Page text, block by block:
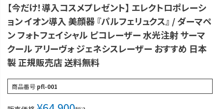
【今だけ！導入コスメプレゼント】 エレクトロポレーシ
ョン イオン導入 美顔器 『パルフェリュクス』 / ダーマペ
ン フォトフェイシャル ピコレーザー 水光注射 サーマ
クール アリーヴォ ジェネシスレーザー おすすめ 日本
製 正規販売店 送料無料
商品番号 pfl-001